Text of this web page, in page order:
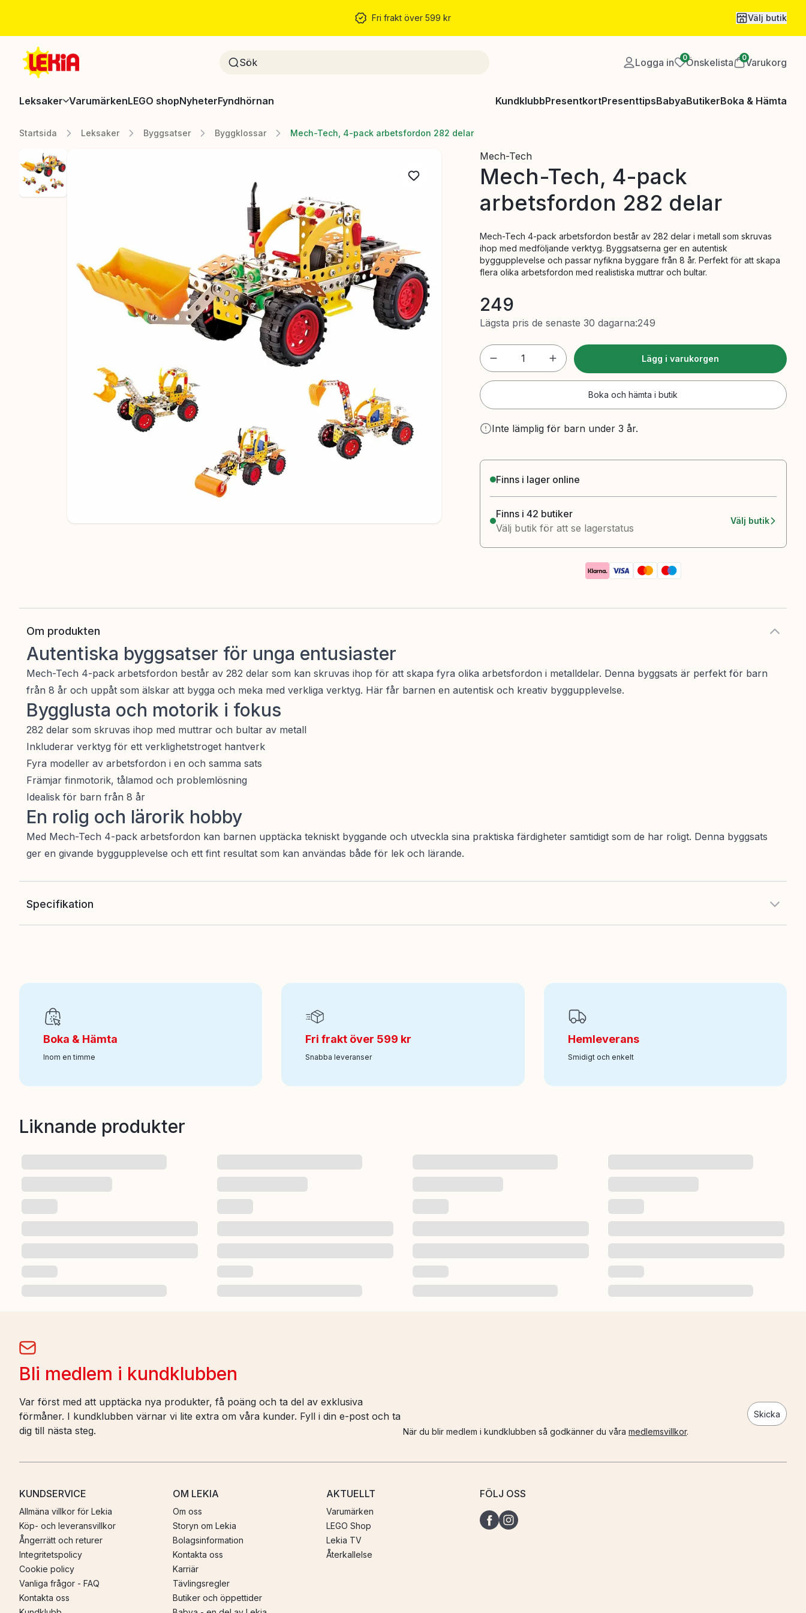
Fri frakt över 599 kr Välj butik
Logga in 0Önskelista 0Varukorg
Leksaker VarumärkenLEGO shopNyheterFyndhörnan KundklubbPresentkortPresenttipsBabyaButikerBoka & Hämta
Startsida Leksaker Byggsatser Byggklossar Mech-Tech, 4-pack arbetsfordon 282 delar
Mech-Tech
Mech-Tech, 4-pack
arbetsfordon 282 delar
Mech-Tech 4-pack arbetsfordon består av 282 delar i metall som skruvas
ihop med medföljande verktyg. Byggsatserna ger en autentisk
byggupplevelse och passar nyfikna byggare från 8 år. Perfekt för att skapa
flera olika arbetsfordon med realistiska muttrar och bultar.
249
Lägsta pris de senaste 30 dagarna:249
1 Lägg i varukorgen
Boka och hämta i butik
Inte lämplig för barn under 3 år.
Finns i lager online
Finns i 42 butiker
Välj butik för att se lagerstatus
Välj butik
Om produkten
Autentiska byggsatser för unga entusiaster
Mech-Tech 4-pack arbetsfordon består av 282 delar som kan skruvas ihop för att skapa fyra olika arbetsfordon i metalldelar. Denna byggsats är perfekt för barn
från 8 år och uppåt som älskar att bygga och meka med verkliga verktyg. Här får barnen en autentisk och kreativ byggupplevelse.
Bygglusta och motorik i fokus
282 delar som skruvas ihop med muttrar och bultar av metall
Inkluderar verktyg för ett verklighetstroget hantverk
Fyra modeller av arbetsfordon i en och samma sats
Främjar finmotorik, tålamod och problemlösning
Idealisk för barn från 8 år
En rolig och lärorik hobby
Med Mech-Tech 4-pack arbetsfordon kan barnen upptäcka tekniskt byggande och utveckla sina praktiska färdigheter samtidigt som de har roligt. Denna byggsats
ger en givande byggupplevelse och ett fint resultat som kan användas både för lek och lärande.
Specifikation
Art nr:100-24107132
Boka & Hämta
Inom en timme
Fri frakt över 599 kr
Snabba leveranser
Hemleverans
Smidigt och enkelt
Liknande produkter
Bli medlem i kundklubben
Var först med att upptäcka nya produkter, få poäng och ta del av exklusiva
förmåner. I kundklubben värnar vi lite extra om våra kunder. Fyll i din e-post och ta
dig till nästa steg.
Skicka
När du blir medlem i kundklubben så godkänner du våra medlemsvillkor.
KUNDSERVICE
Allmäna villkor för Lekia
Köp- och leveransvillkor
Ångerrätt och returer
Integritetspolicy
Cookie policy
Vanliga frågor - FAQ
Kontakta oss
OM LEKIA
Om oss
Storyn om Lekia
Bolagsinformation
Kontakta oss
Karriär
Tävlingsregler
Butiker och öppettider
AKTUELLT
Varumärken
LEGO Shop
Lekia TV
Återkallelse
FÖLJ OSS